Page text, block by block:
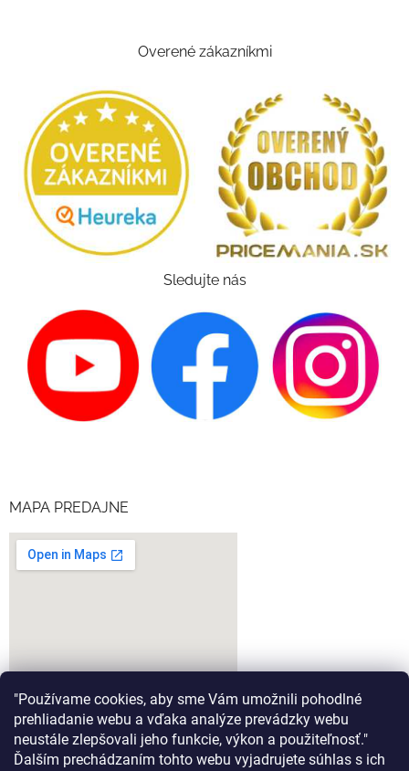
"Používame cookies, aby sme Vám umožnili pohodlné
prehliadanie webu a vďaka analýze prevádzky webu
neustále zlepšovali jeho funkcie, výkon a použiteľnosť."
Ďalším prechádzaním tohto webu vyjadrujete súhlas s ich
Overené zákazníkmi
Sledujte nás
MAPA PREDAJNE